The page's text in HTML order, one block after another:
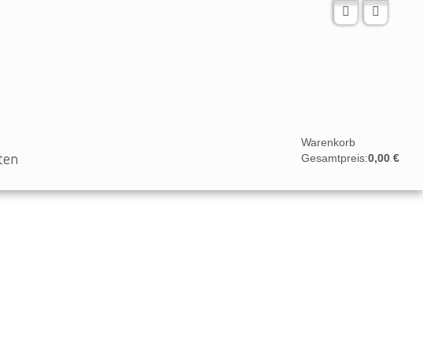
Warenkorb
Gesamtpreis:0,00 €